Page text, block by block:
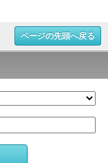
ページの先頭へ戻る